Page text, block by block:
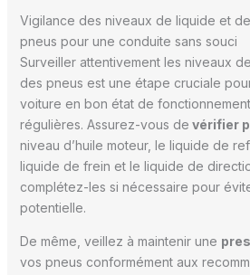
Vigilance des niveaux de liquide et
pneus pour une conduite sans souci
Surveiller attentivement les niveaux
des pneus est une étape cruciale
voiture en bon état de
régulières. Assurez-vous de vérifier
niveau d’huile moteur, le liquide de
liquide de frein et le liquide de
complétez-les si nécessaire pour
potentielle.
De même, veillez à maintenir une
vos pneus conformément aux